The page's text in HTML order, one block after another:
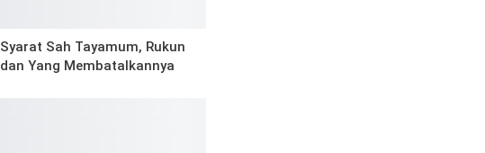
Syarat Sah Tayamum, Rukun
dan Yang Membatalkannya